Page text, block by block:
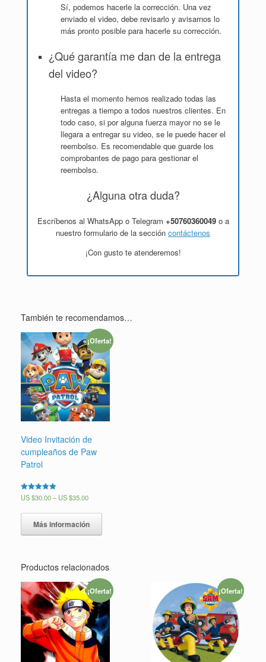
Sí, podemos hacerle la corrección. Una vez
enviado el video, debe revisarlo y avisarnos lo
más pronto posible para hacerle su corrección.
¿Qué garantía me dan de la entrega
del video?
Hasta el momento hemos realizado todas las
entregas a tiempo a todos nuestros clientes. En
todo caso, si por alguna fuerza mayor no se le
llegara a entregar su video, se le puede hacer el
reembolso. Es recomendable que guarde los
comprobantes de pago para gestionar el
reembolso.
¿Alguna otra duda?
Escríbenos al WhatsApp o Telegram +50760360049o a
nuestro formulario de la sección contáctenos
¡Con gusto te atenderemos!
También te recomendamos…
¡Oferta!
Video Invitación de
cumpleaños de Paw
Patrol
Valorado en
5.00
US $30.00– US $35.00
Más información
Productos relacionados
¡Oferta! ¡Oferta!